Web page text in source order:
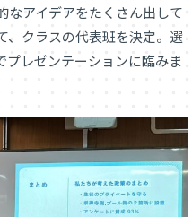
なアイデアをたくさん出して
、クラスの代表班を決定。選
プレゼンテーションに臨みま